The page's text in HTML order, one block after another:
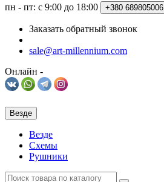
пн - пт: с 9:00 до 18:00 +380 689805006
Заказать обратный звонок
sale@art-millennium.com
Онлайн -
Везде
Везде
Схемы
Рушники